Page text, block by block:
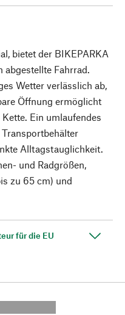
bietet der BIKEPARKA
abgestellte Fahrrad.
Wetter verlässlich ab,
Öffnung ermöglicht
Ein umlaufendes
Alltagstauglichkeit.
und Radgrößen,
zu 65 cm) und
für die EU